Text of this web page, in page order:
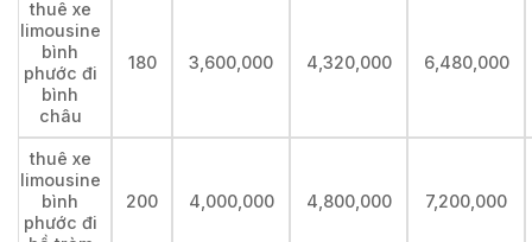
thuê xe
limousine
bình
phước đi
bình
châu
180 3,600,000 4,320,000 6,480,000
thuê xe
limousine
bình
phước đi
200 4,000,000 4,800,000 7,200,000